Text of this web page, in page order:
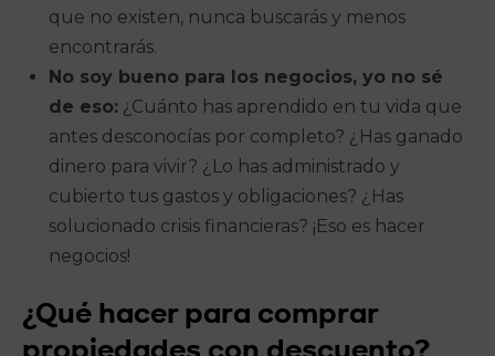
que no existen, nunca buscarás y menos
encontrarás.
No soy bueno para los negocios, yo no sé
de eso: ¿Cuánto has aprendido en tu vida que
antes desconocías por completo? ¿Has ganado
dinero para vivir? ¿Lo has administrado y
cubierto tus gastos y obligaciones? ¿Has
solucionado crisis financieras? ¡Eso es hacer
negocios!
¿Qué hacer para comprar